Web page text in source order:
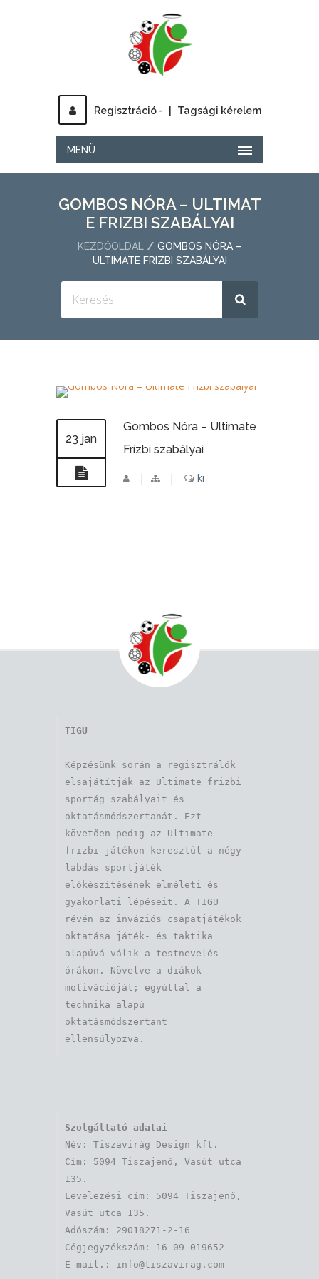
Regisztráció - Tagsági kérelem
MENÜ
GOMBOS NÓRA – ULTIMAT
E FRIZBI SZABÁLYAI
KEZDŐOLDAL
GOMBOS NÓRA –
ULTIMATE FRIZBI SZABÁLYAI
23 jan
Gombos Nóra – Ultimate
Frizbi szabályai
| | ki
TIGU
Képzésünk során a regisztrálók
elsajátítják az Ultimate frizbi
sportág szabályait és
oktatásmódszertanát. Ezt
követően pedig az Ultimate
frizbi játékon keresztül a négy
labdás sportjáték
előkészítésének elméleti és
gyakorlati lépéseit. A TIGU
révén az inváziós csapatjátékok
oktatása játék- és taktika
alapúvá válik a testnevelés
órákon. Növelve a diákok
motivációját; egyúttal a
technika alapú
oktatásmódszertant
ellensúlyozva.
Szolgáltató adatai
Név: Tiszavirág Design kft.
Cím: 5094 Tiszajenő, Vasút utca
135.
Levelezési cím: 5094 Tiszajenő,
Vasút utca 135.
Adószám: 29018271-2-16
Cégjegyzékszám: 16-09-019652